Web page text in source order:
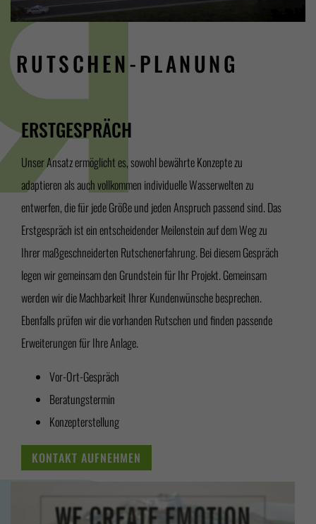
RUTSCHEN-PLANUNG
ERSTGESPRÄCH
Unser Ansatz ermöglicht es, sowohl bewährte Konzepte zu
adaptieren als auch vollkommen individuelle Wasserwelten zu
entwerfen, die für jede Größe und jeden Anspruch passend sind. Das
Erstgespräch ist ein entscheidender Meilenstein auf dem Weg zu
Ihrer maßgeschneiderten Rutschenerfahrung. Bei diesem Gespräch
legen wir gemeinsam den Grundstein für Ihr Projekt. Gemeinsam
werden wir die Machbarkeit Ihrer Kundenwünsche besprechen.
Ebenfalls prüfen wir die vorhanden Rutschen und finden passende
Erweiterungen für Ihre Anlage.
Vor-Ort-Gespräch
Beratungstermin
Konzepterstellung
KONTAKT AUFNEHMEN